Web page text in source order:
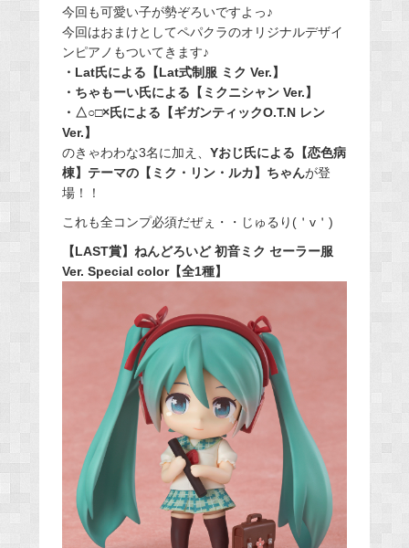
今回も可愛い子が勢ぞろいですよっ♪
今回はおまけとしてペパクラのオリジナルデザイ
ンピアノもついてきます♪
・Lat氏による【Lat式制服 ミク Ver.】
・ちゃもーい氏による【ミクニシャン Ver.】
・△○□×氏による【ギガンティックO.T.N レン
Ver.】
のきゃわわな3名に加え、 Yおじ氏による【恋色病
棟】テーマの【ミク・リン・ルカ】ちゃんが登
場！！
これも全コンプ必須だぜぇ・・じゅるり(＇v＇)
【LAST賞】ねんどろいど 初音ミク セーラー服
Ver. Special color【全1種】